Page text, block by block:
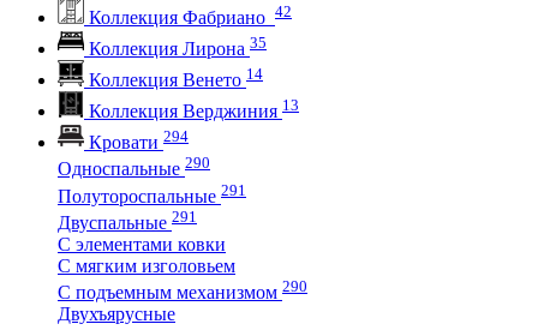
Коллекция Фабриано 42
Коллекция Лирона 35
Коллекция Венето 14
Коллекция Верджиния 13
Кровати 294
Односпальные 290
Полутороспальные 291
Двуспальные 291
С элементами ковки
С мягким изголовьем
С подъемным механизмом 290
Двухъярусные